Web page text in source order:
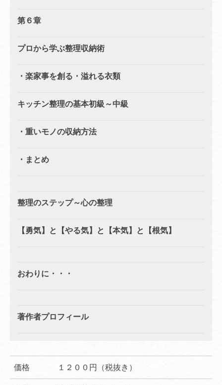
第６章
プロから学ぶ整理収納術
・楽家事を創る・溢れる衣類
キッチン整理の基本初級～中級
・重いモノの収納方法
・まとめ
整理のステップ～心の整理
【勇気】と【やる気】と【本気】と【根気】
おわりに・・・
著作者プロフィール
価格 １２００円（税抜き）